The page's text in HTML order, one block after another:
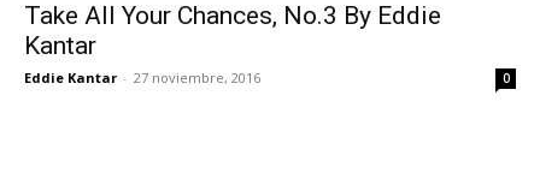
Take All Your Chances, No.3 By Eddie
Kantar
Eddie Kantar - 27 noviembre, 2016 0